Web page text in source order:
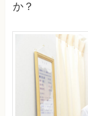
か？